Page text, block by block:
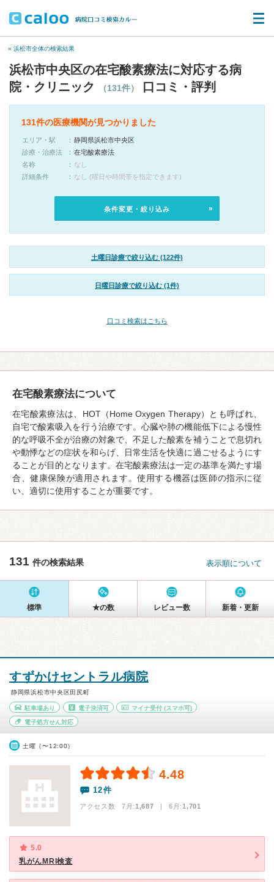
« 浜松市全体の検索結果
浜松市中央区の在宅酸素療法に対応する病
院・クリニック
（131件） 口コミ・評判
131件の医療機関が見つかりました
エリア・駅
静岡県浜松市中央区
診療・治療法
在宅酸素療法
名称
なし
詳細条件
なし (曜日や時間帯を指定できます)
条件変更・絞り込み
土曜日診療で絞り込む (122件)
日曜日診療で絞り込む (1件)
口コミ検索はこちら
在宅酸素療法について
在宅酸素療法は、HOT（Home Oxygen Therapy）とも呼ばれ、
自宅で酸素吸入を行う治療です。心臓や肺の機能低下による慢性
的な呼吸不全が治療の対象で、不足した酸素を補うことで息切れ
や動悸などの症状を和らげ、日常生活を快適に過ごせるようにす
ることが目的となります。在宅酸素療法は一定の基準を満たす場
合、健康保険が適用されます。使用する機器は医師の指示に従
い、適切に使用することが重要です。
131 件の検索結果 表示順について
標準 ★の数 レビュー数 新着・更新
すずかけセントラル病院
静岡県浜松市中央区田尻町
駐車場あり 電子決済可 マイナ受付 (スマホ可)
電子処方せん対応
土曜（〜12:00）
4.48
12件
アクセス数 7月:1,687 | 6月:1,701
5.0
乳がんMRI検査